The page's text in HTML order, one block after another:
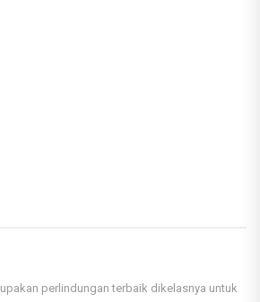
perlindungan terbaik dikelasnya untuk